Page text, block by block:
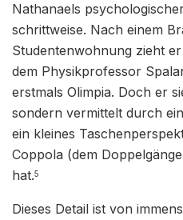
Nathanaels
schrittweise. Nach einem
Studentenwohnung zieht
dem Physikprofessor
erstmals Olimpia. Doch er
sondern vermittelt durch
ein kleines
Coppola (dem
hat.5
Dieses Detail ist von